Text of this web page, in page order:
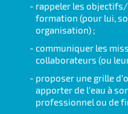
rappeler les
formation (pour lui,
organisation) ;
communiquer les
collaborateurs (ou
proposer une grille
apporter de l’eau à
professionnel ou de